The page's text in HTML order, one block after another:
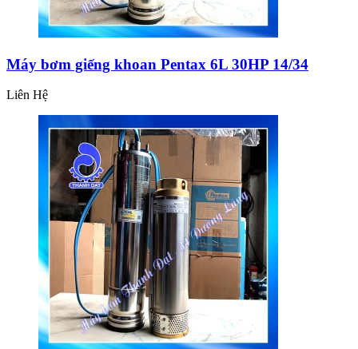
Máy bơm giếng khoan Pentax 6L 30HP 14/34
Liên Hệ